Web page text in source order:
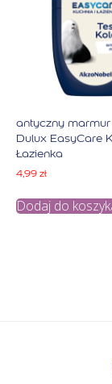
antyczny marmur
Dulux EasyCare
Łazienka
4,99 zł
Dodaj do